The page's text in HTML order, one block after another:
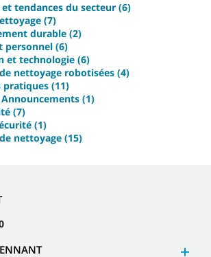
tendances du secteur (6)
(7)
durable (2)
personnel (6)
et technologie (6)
nettoyage robotisées (4)
pratiques (11)
(1)
(7)
(1)
nettoyage (15)